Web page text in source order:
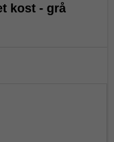
kost - grå